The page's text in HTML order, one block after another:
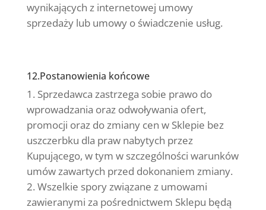
wynikających z internetowej umowy
sprzedaży lub umowy o świadczenie usług.
12.Postanowienia końcowe
Sprzedawca zastrzega sobie prawo do
wprowadzania oraz odwoływania ofert,
promocji oraz do zmiany cen w Sklepie bez
uszczerbku dla praw nabytych przez
Kupującego, w tym w szczególności warunków
umów zawartych przed dokonaniem zmiany.
Wszelkie spory związane z umowami
zawieranymi za pośrednictwem Sklepu będą